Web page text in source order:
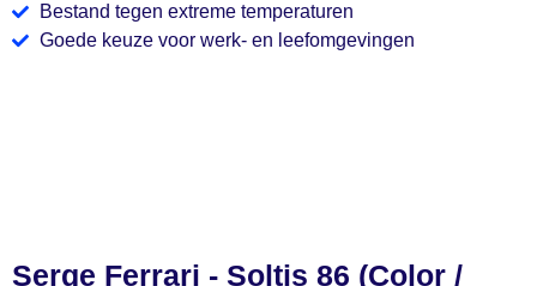
Bestand tegen extreme temperaturen
Goede keuze voor werk- en leefomgevingen
Serge Ferrari - Soltis 86 (Color /